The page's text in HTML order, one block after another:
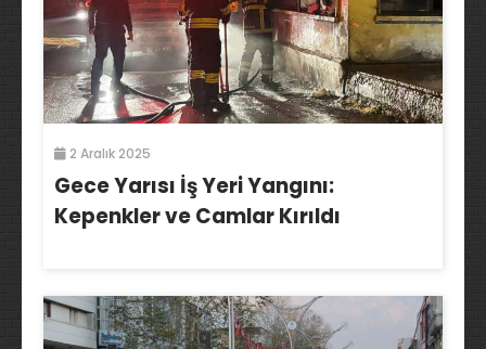
2 Aralık 2025
Gece Yarısı İş Yeri Yangını:
Kepenkler ve Camlar Kırıldı